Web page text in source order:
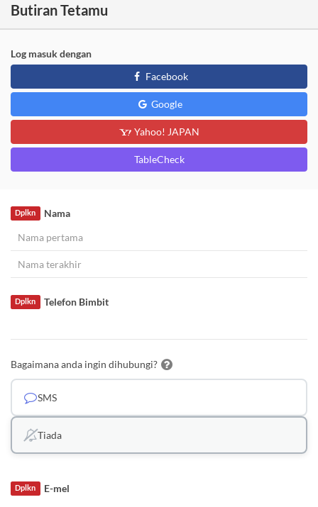
Butiran Tetamu
Log masuk dengan
Facebook
Google
Yahoo! JAPAN
TableCheck
Nama
Dplkn
Telefon Bimbit
Dplkn
Bagaimana anda ingin dihubungi?
SMS
Tiada
E-mel
Dplkn